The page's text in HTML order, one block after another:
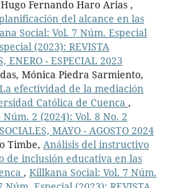
Fernando Haro Arias ,
del alcance en las
Social: Vol. 7 Núm. Especial
(2023): REVISTA
ENERO - ESPECIAL 2023
Mónica Piedra Sarmiento,
La efectividad de la mediación
Católica de Cuenca ,
2 (2024): Vol. 8 No. 2
MAYO - AGOSTO 2024
Timbe, Análisis del instructivo
de inclusión educativa en las
, Killkana Social: Vol. 7 Núm.